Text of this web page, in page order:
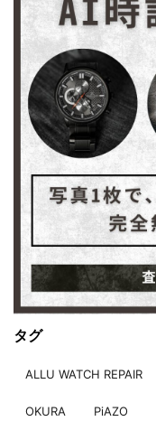
タグ
ALLU WATCH REPAIR
OKURA PiAZO